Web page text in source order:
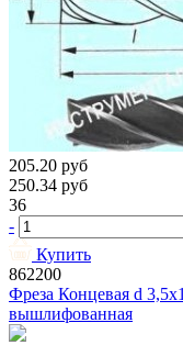
205.20 руб
250.34 руб
36
-
Купить
862200
Фреза Концевая d
вышлифованная